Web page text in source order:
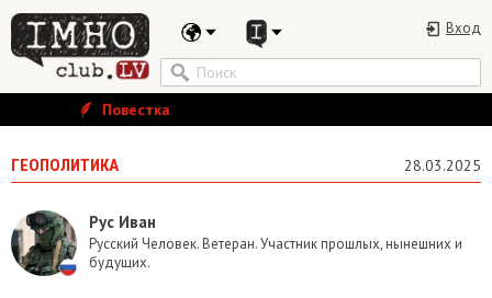
Вход
Повестка
ГЕОПОЛИТИКА 28.03.2025
Рус Иван
Русский Человек. Ветеран. Участник прошлых, нынешних и
будущих.